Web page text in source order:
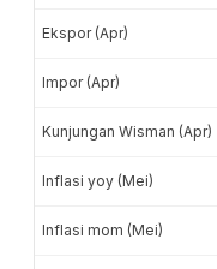
Ekspor (Apr)
Impor (Apr)
Kunjungan Wisman (Apr)
Inflasi yoy (Mei)
Inflasi mom (Mei)